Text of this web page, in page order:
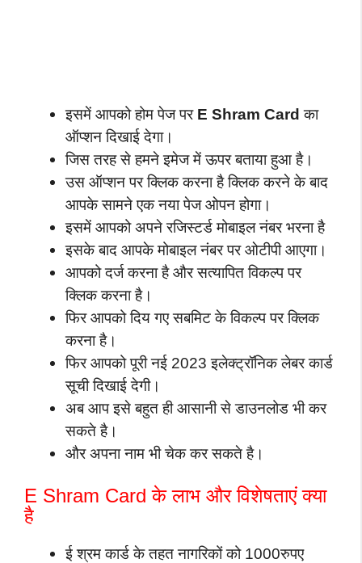
इसमें आपको होम पेज परE Shram Card का
ऑप्शन दिखाई देगा।
जिस तरह से हमने इमेज में ऊपर बताया हुआ है।
उस ऑप्शन पर क्लिक करना है क्लिक करने के बाद
आपके सामने एक नया पेज ओपन होगा।
इसमें आपको अपने रजिस्टर्ड मोबाइल नंबर भरना है
इसके बाद आपके मोबाइल नंबर पर ओटीपी आएगा।
आपको दर्ज करना है और सत्यापित विकल्प पर
क्लिक करना है।
फिर आपको दिय गए सबमिट के विकल्प पर क्लिक
करना है।
फिर आपको पूरी नई 2023 इलेक्ट्रॉनिक लेबर कार्ड
सूची दिखाई देगी।
अब आप इसे बहुत ही आसानी से डाउनलोड भी कर
सकते है।
और अपना नाम भी चेक कर सकते है।
E Shram Card के लाभ और विशेषताएं क्या
है
ई श्रम कार्ड के तहत नागरिकों को 1000रुपए